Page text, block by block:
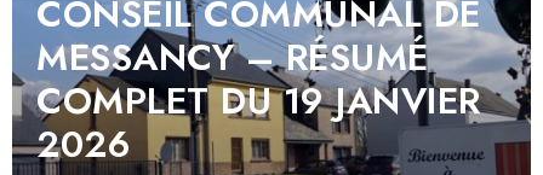
CONSEIL COMMUNAL DE
MESSANCY – RÉSUMÉ
COMPLET DU 19 JANVIER
2026